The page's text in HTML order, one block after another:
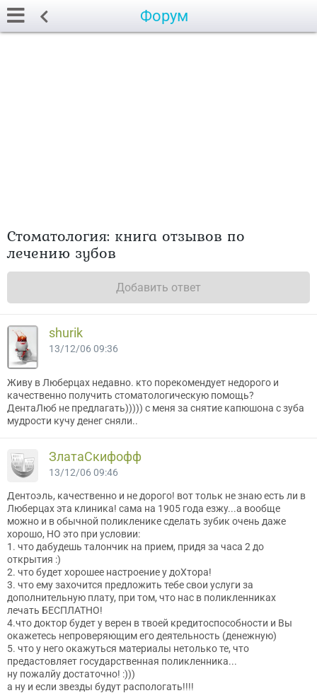
Форум
Стоматология: книга отзывов по
лечению зубов
Добавить ответ
shurik
13/12/06 09:36
Живу в Люберцах недавно. кто порекомендует недорого и
качественно получить стоматологическую помощь?
ДентаЛюб не предлагать))))) с меня за снятие капюшона с зуба
мудрости кучу денег сняли..
ЗлатаСкифофф
13/12/06 09:46
Дентоэль, качественно и не дорого! вот тольк не знаю есть ли в
Люберцах эта клиника! сама на 1905 года езжу...а вообще
можно и в обычной поликленике сделать зубик очень даже
хорошо, НО это при условии:
1. что дабудешь талончик на прием, придя за часа 2 до
открытия :)
2. что будет хорошее настроение у доХтора!
3. что ему захочится предложить тебе свои услуги за
дополнительную плату, при том, что нас в поликленниках
лечать БЕСПЛАТНО!
4.что доктор будет у верен в твоей кредитоспособности и Вы
окажетесь непроверяющим его деятельность (денежную)
5. что у него окажуться материалы нетолько те, что
предастовляет государственная поликленника...
ну пожалйу достаточно! :)))
а ну и если звезды будут распологать!!!!